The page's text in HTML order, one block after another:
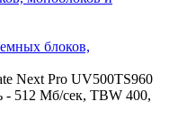
блоков,
Next Pro UV500TS960
- 512 Мб/сек, TBW 400,